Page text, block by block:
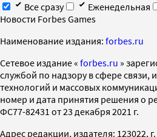
Все сразу
Еженедельная
Новости Forbes Games
Наименование издания: forbes.ru
Cетевое издание « forbes.ru »
службой по надзору в сфере
технологий и массовых
номер и дата принятия решения о
ФС77-82431 от 23 декабря 2021 г.
Адрес редакции, издателя: 123022,